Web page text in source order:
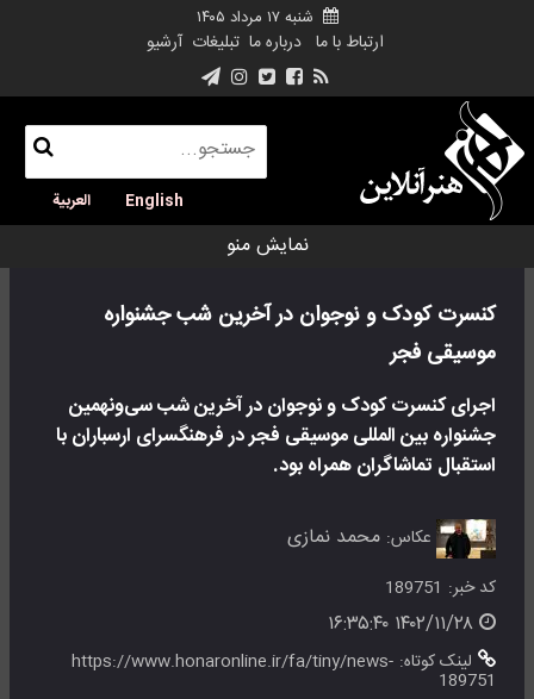
شنبه ۱۷ مرداد ۱۴۰۵
ارتباط با ما درباره ما تبلیغات آرشیو
English العربية
نمایش منو
کنسرت کودک و نوجوان در آخرین شب جشنواره
موسیقی فجر
اجرای کنسرت کودک و نوجوان در آخرین شب سی‌ونهمین
جشنواره بین المللی موسیقی فجر در فرهنگسرای ارسباران با
استقبال تماشاگران همراه بود.
عکاس: محمد نمازی
کد خبر: 189751
لینک کوتاه: https://www.honaronline.ir/fa/tiny/news-
189751